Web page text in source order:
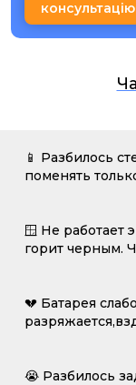
консультацію
📱 Разбилось
поменять
🪟 Не работает
горит черным.
💔 Батарея
😭 Разбилось